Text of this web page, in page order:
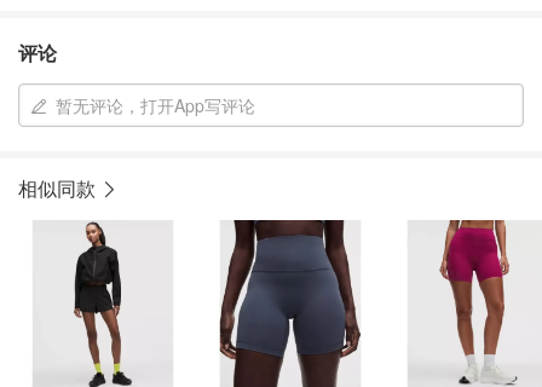
评论
暂无评论，打开App写评论
相似同款